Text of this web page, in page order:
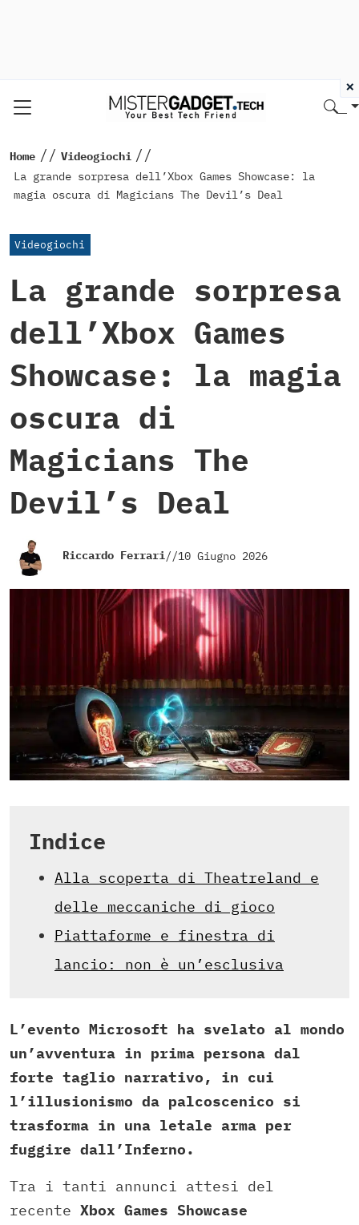
Home // Videogiochi //
La grande sorpresa dell’Xbox Games Showcase: la
magia oscura di Magicians The Devil’s Deal
Videogiochi
La grande sorpresa
dell’Xbox Games
Showcase: la magia
oscura di
Magicians The
Devil’s Deal
Riccardo Ferrari//10 Giugno 2026
Indice
Alla scoperta di Theatreland e
delle meccaniche di gioco
Piattaforme e finestra di
lancio: non è un’esclusiva
L’evento Microsoft ha svelato al mondo
un’avventura in prima persona dal
forte taglio narrativo, in cui
l’illusionismo da palcoscenico si
trasforma in una letale arma per
fuggire dall’Inferno.
Tra i tanti annunci attesi del
recente Xbox Games Showcase
×